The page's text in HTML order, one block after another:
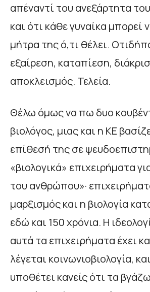
απέναντί του ανεξάρτητα
και ότι κάθε γυναίκα μπορεί
μήτρα της ό,τι θέλει.
εξαίρεση, καταπίεση,
αποκλεισμός. Τελεία.
Θέλω όμως να πω δυο
βιολόγος, μιας και η ΚΕ
επίθεσή της σε
«βιολογικά» επιχειρήματα
του ανθρώπου»·
μαρξισμός και η βιολογία
εδώ και 150 χρόνια. Η
αυτά τα επιχειρήματα έχει
λέγεται κοινωνιοβιολογία,
υποθέτει κανείς ότι τα